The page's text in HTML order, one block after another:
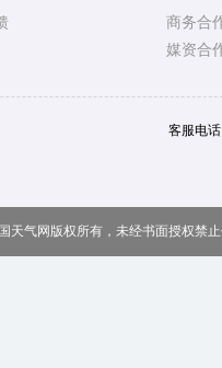
商务合
媒资合
客服电
天气网版权所有，未经书面授权